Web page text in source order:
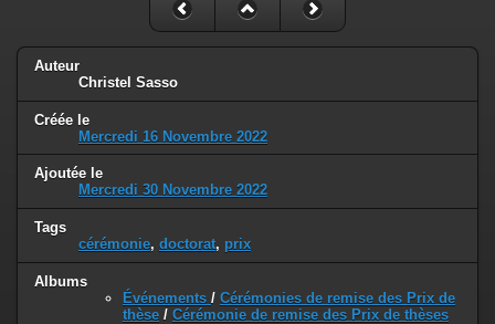
Auteur
Christel Sasso
Créée le
Mercredi 16 Novembre 2022
Ajoutée le
Mercredi 30 Novembre 2022
Tags
cérémonie, doctorat, prix
Albums
Événements / Cérémonies de remise des Prix de
thèse / Cérémonie de remise des Prix de thèses